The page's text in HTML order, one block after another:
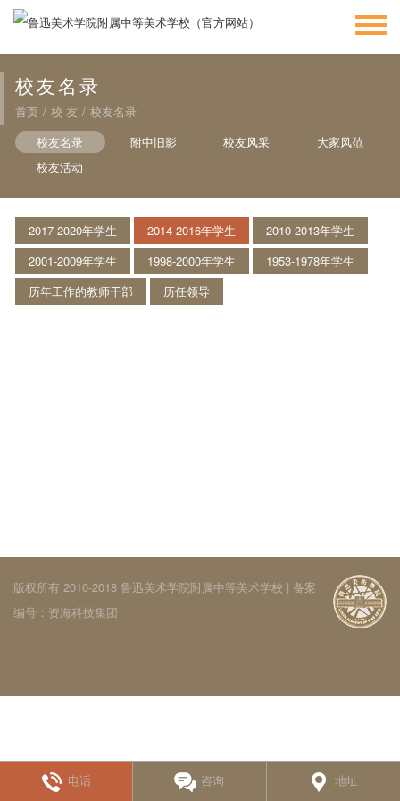
校友名录
首页 / 校 友 / 校友名录
校友名录
附中旧影 校友风采
大家风范
校友活动
2017-2020年学生 2014-2016年学生
2010-2013年学生
2001-2009年学生
1998-2000年学生
1953-1978年学生
历年工作的教师干部
历任领导
版权所有 2010-2018 鲁迅美术学院附属中等美术学校 | 备案
编号： 资海科技集团
电话 咨询 地址